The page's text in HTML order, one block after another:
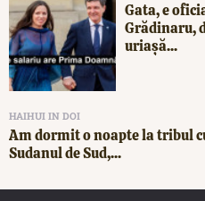
Gata, e
Grădinaru,
uriașă...
HAIHUI IN DOI
Am dormit o noapte la tribul
Sudanul de Sud,...